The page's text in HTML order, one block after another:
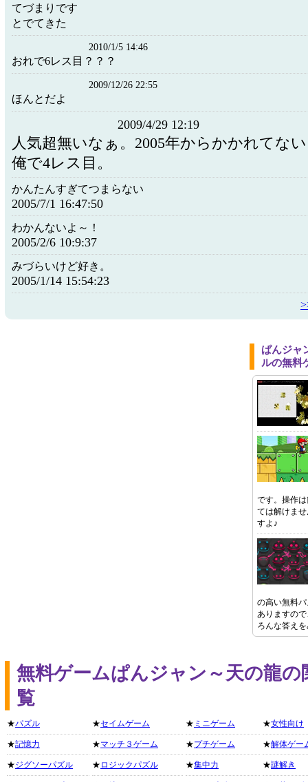
てづまりです
とでてきた
2010/1/5 14:46
おれで6レス目？？？
2009/12/26 22:55
ほんとだよ
2009/4/29 12:19
人気超無いなぁ。2005年からかかれてな
俺で4レス目。
かんたんすぎてつまらない
2005/7/1 16:47:50
わかんないよ～！
2005/2/6 10:9:37
みづらいけど好き。
2005/1/14 15:54:23
ぱんジャ
ルの無料
です。操作
ては解けま
すよ♪
の高い無料
ありますの
ろんな答え
無料ゲームぱんジャン～天の龍
覧
★パズル
★記憶力
★ジグソーパズル
★セイムゲーム
★マッチ３ゲーム
★ ロジックパズル
★ ミニゲーム
★プチゲーム
★集中力
★女性向け
★解体ゲー
★謎解き